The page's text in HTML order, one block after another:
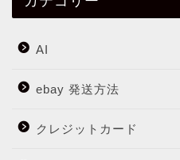
AI
ebay 発送方法
クレジットカード